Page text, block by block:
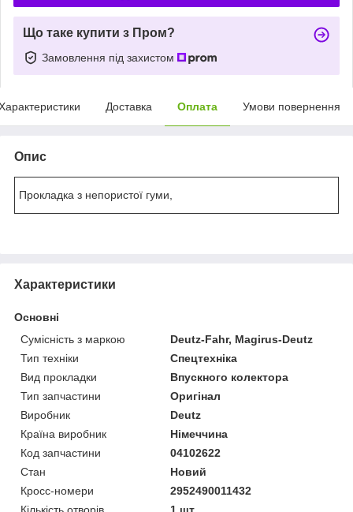
Що таке купити з Пром?
Замовлення під захистом
Доставка Оплата Умови повернення
Опис
Прокладка з непористої гуми,
Характеристики
Основні
Сумісність з маркою
Deutz-Fahr, Magirus-Deutz
Тип техніки
Спецтехніка
Вид прокладки
Впускного колектора
Тип запчастини
Оригінал
Виробник
Deutz
Країна виробник
Німеччина
Код запчастини
04102622
Стан
Новий
Кросс-номери
2952490011432
Кількість отворів
1 шт.